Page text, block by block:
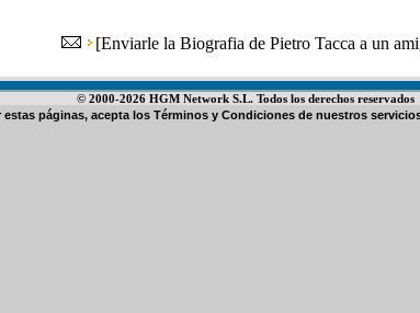
[Enviarle la Biografia de Pietro Tacca a un
© 2000-2026 HGM Network S.L. Todos los derechos reservados
estas páginas, acepta los Términos y Condiciones de nuestros